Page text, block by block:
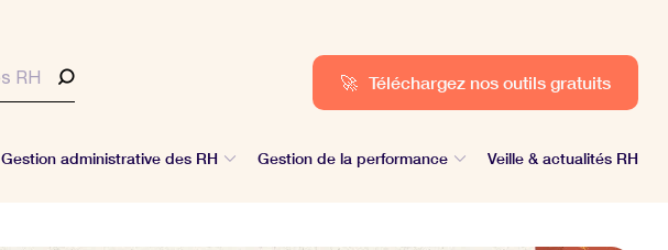
🚀 Téléchargez nos outils gratuits
Gestion administrative des RH Gestion de la performance Veille & actualités RH